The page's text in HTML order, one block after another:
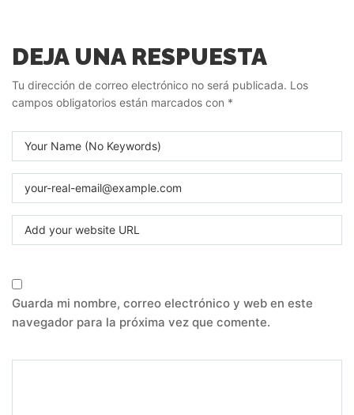
DEJA UNA RESPUESTA
Tu dirección de correo electrónico no será publicada. Los
campos obligatorios están marcados con *
Guarda mi nombre, correo electrónico y web en este
navegador para la próxima vez que comente.